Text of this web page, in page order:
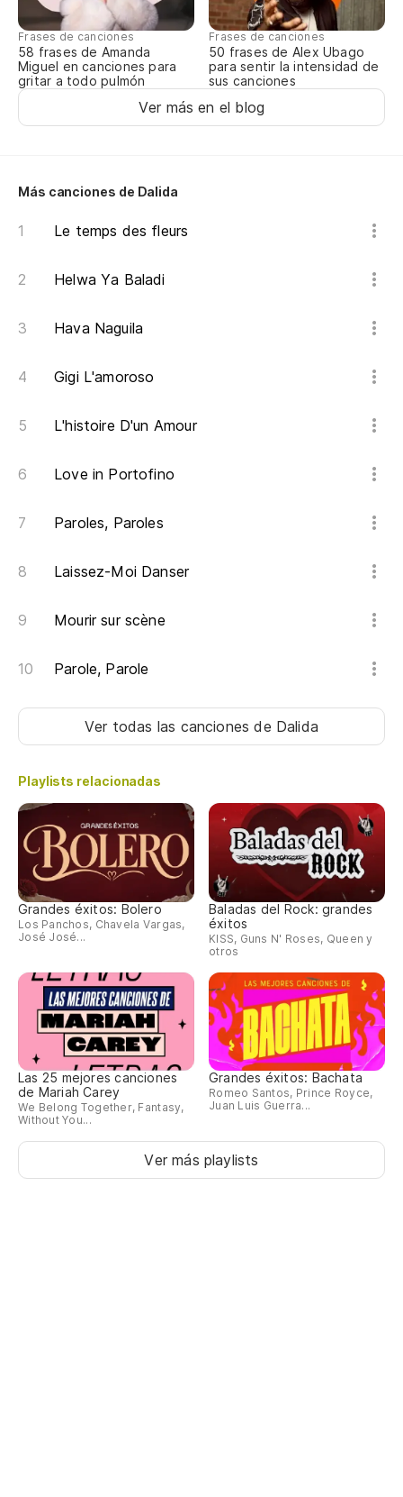
Frases de canciones
58 frases de Amanda
Miguel en canciones para
gritar a todo pulmón
Frases de canciones
50 frases de Alex Ubago
para sentir la intensidad de
sus canciones
Ver más en el blog
Más canciones de Dalida
Le temps des fleurs
Helwa Ya Baladi
Hava Naguila
Gigi L'amoroso
L'histoire D'un Amour
Love in Portofino
Paroles, Paroles
Laissez-Moi Danser
Mourir sur scène
Parole, Parole
Ver todas las cancionesde Dalida
Playlists relacionadas
Grandes éxitos: Bolero
Los Panchos, Chavela Vargas,
José José...
Baladas del Rock: grandes
éxitos
KISS, Guns N' Roses, Queen y
otros
Las 25 mejores canciones
de Mariah Carey
We Belong Together, Fantasy,
Without You...
Grandes éxitos: Bachata
Romeo Santos, Prince Royce,
Juan Luis Guerra...
Ver más playlists